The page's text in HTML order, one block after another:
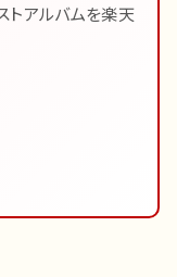
トアルバムを楽天